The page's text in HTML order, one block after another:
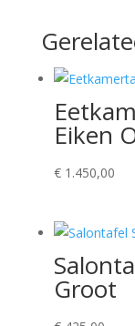
Eiken
€1.450,00
Groot